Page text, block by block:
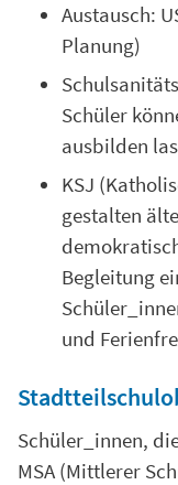
Austausch:
Planung)
Schüler
ausbilden
KSJ
gestalten
Begleitung
und
Schüler_innen,
MSA (Mittlerer